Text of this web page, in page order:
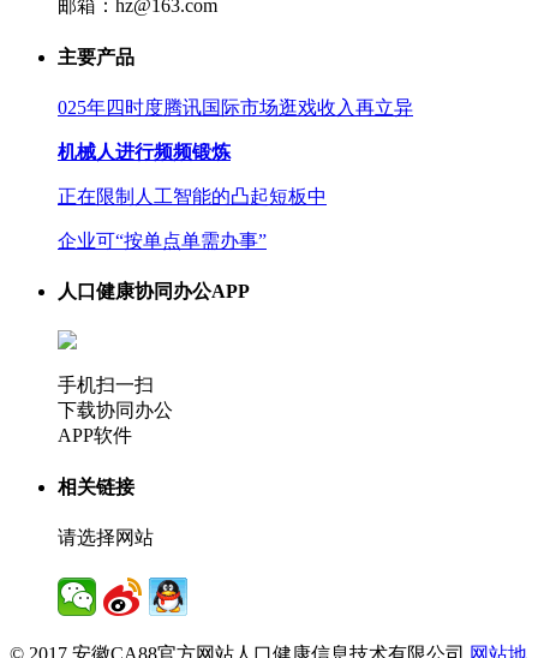
邮箱：hz@163.com
主要产品
025年四时度腾讯国际市场逛戏收入再立异
机械人进行频频锻炼
正在限制人工智能的凸起短板中
企业可“按单点单需办事”
人口健康协同办公APP
手机扫一扫
下载协同办公
APP软件
相关链接
请选择网站
© 2017 安徽CA88官方网站人口健康信息技术有限公司 网站地